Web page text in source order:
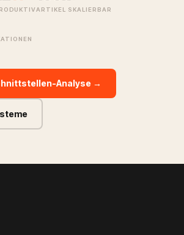
ARTIKEL SKALIERBAR
Analyse →